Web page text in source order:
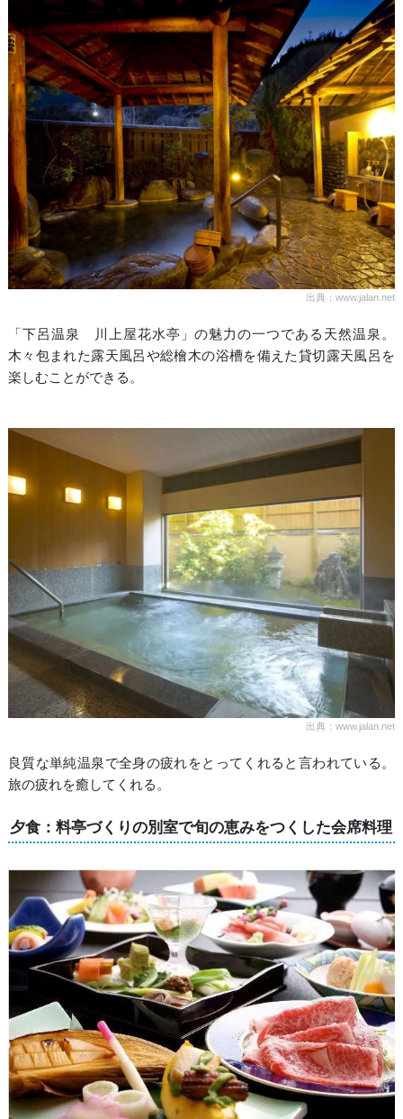
出典：www.jalan.net
「下呂温泉 川上屋花水亭」の魅力の一つである天然温泉。
木々包まれた露天風呂や総檜木の浴槽を備えた貸切露天風呂を
楽しむことができる。
出典：www.jalan.net
良質な単純温泉で全身の疲れをとってくれると言われている。
旅の疲れを癒してくれる。
夕食：料亭づくりの別室で旬の恵みをつくした会席料理